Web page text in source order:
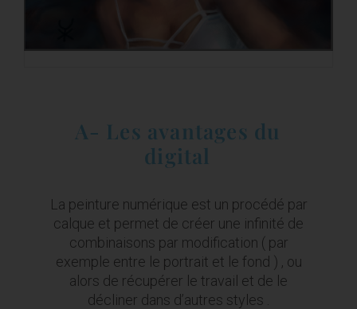
A- Les avantages du
digital
La peinture numérique est un procédé par
calque et permet de créer une infinité de
combinaisons par modification ( par
exemple entre le portrait et le fond ) , ou
alors de récupérer le travail et de le
décliner dans d’autres styles .